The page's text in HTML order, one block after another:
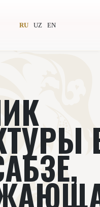
RU UZ EN
Всемирное общество